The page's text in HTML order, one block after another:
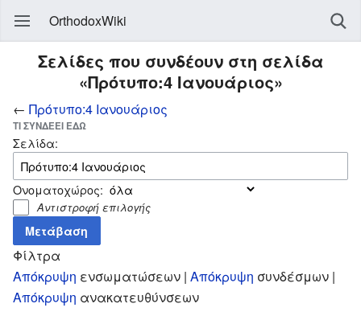
OrthodoxWiki
Σελίδες που συνδέουν στη σελίδα
«Πρότυπο:4 Ιανουάριος»
← Πρότυπο:4 Ιανουάριος
ΤΙ ΣΥΝΔΈΕΙ ΕΔΏ
Σελίδα:
Ονοματοχώρος:
Αντιστροφή επιλογής
Φίλτρα
Απόκρυψη ενσωματώσεων | Απόκρυψη συνδέσμων |
Απόκρυψη ανακατευθύνσεων